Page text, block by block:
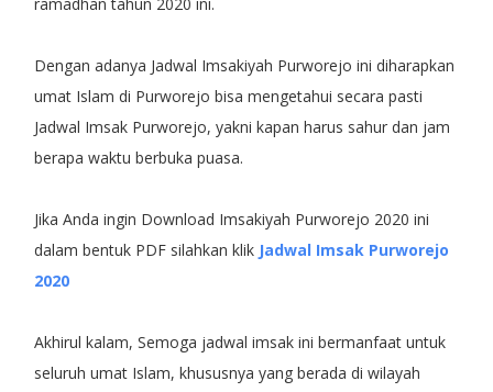
Dengan adanya Jadwal Imsakiyah Purworejo ini diharapkan
umat Islam di Purworejo bisa mengetahui secara pasti
Jadwal Imsak Purworejo, yakni kapan harus sahur dan jam
berapa waktu berbuka puasa.
Jika Anda ingin Download Imsakiyah Purworejo 2020 ini
dalam bentuk PDF silahkan klik Jadwal Imsak Purworejo
2020
Akhirul kalam, Semoga jadwal imsak ini bermanfaat untuk
seluruh umat Islam, khususnya yang berada di wilayah